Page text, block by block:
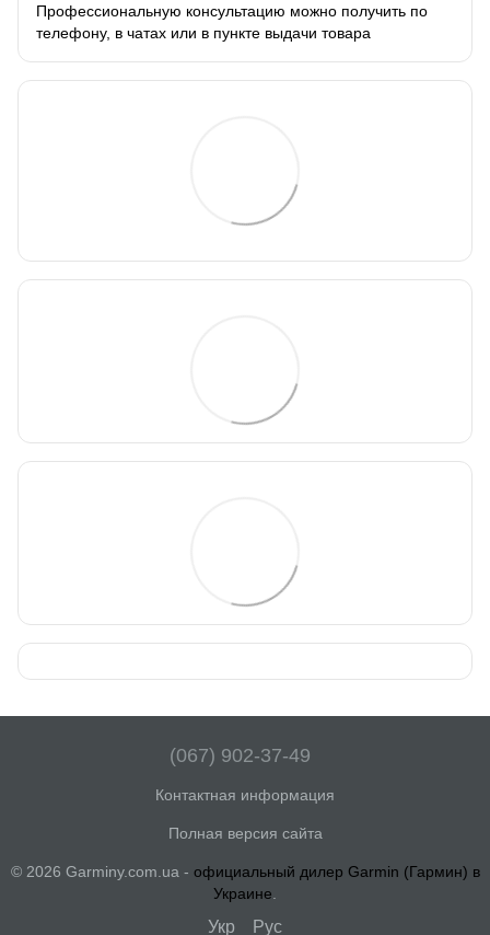
Профессиональную консультацию можно получить по
телефону, в чатах или в пункте выдачи товара
(067) 902-37-49
Контактная информация
Полная версия сайта
© 2026 Garminy.com.ua - официальный дилер Garmin (Гармин) в
Украине
Укр Рус